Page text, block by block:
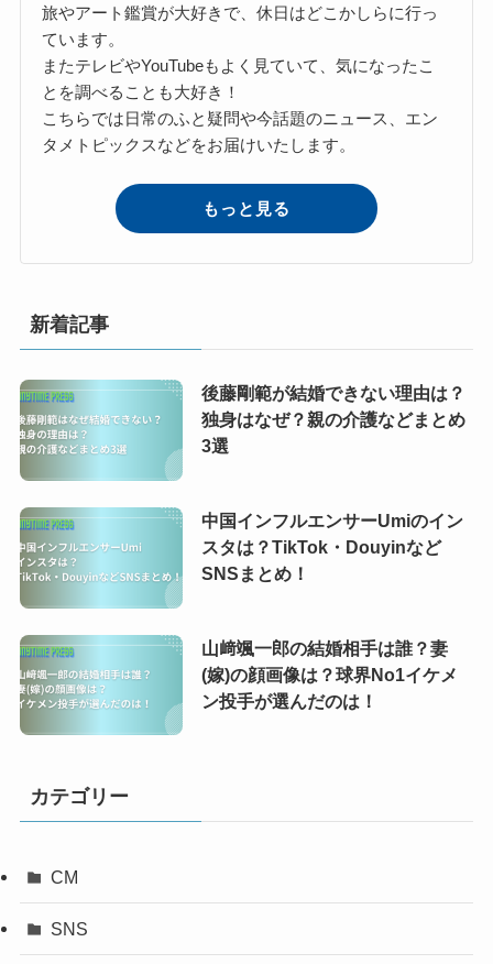
旅やアート鑑賞が大好きで、休日はどこかしらに行っ
ています。
またテレビやYouTubeもよく見ていて、気になったこ
とを調べることも大好き！
こちらでは日常のふと疑問や今話題のニュース、エン
タメトピックスなどをお届けいたします。
もっと見る
新着記事
後藤剛範が結婚できない理由は？
独身はなぜ？親の介護などまとめ
3選
中国インフルエンサーUmiのイン
スタは？TikTok・Douyinなど
SNSまとめ！
山﨑颯一郎の結婚相手は誰？妻
(嫁)の顔画像は？球界No1イケメ
ン投手が選んだのは！
カテゴリー
CM
SNS